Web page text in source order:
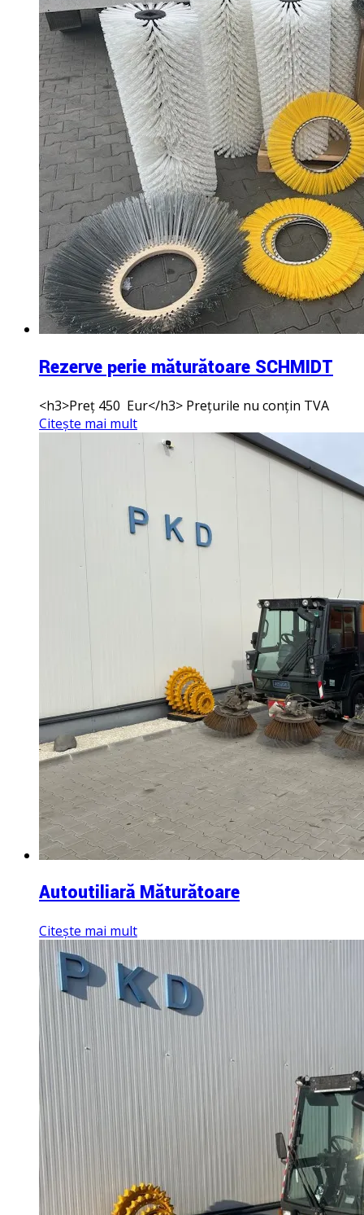
Rezerve perie măturătoare SCHMIDT
<h3>Preț 450 Eur</h3> Prețurile nu conțin TVA
Citește mai mult
Autoutiliară Măturătoare
Citește mai mult